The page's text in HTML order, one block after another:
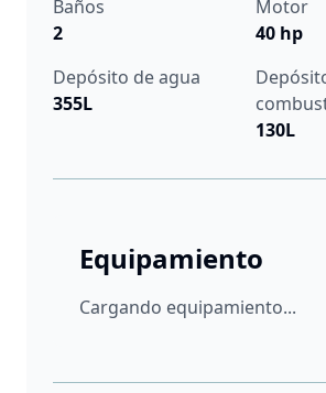
Baños
2
Motor
40 hp
Depósito de agua
355L
130L
Equipamiento
Cargando equipamiento...